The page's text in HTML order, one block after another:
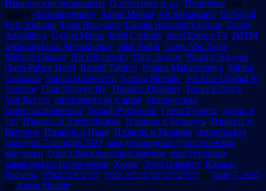
Израильские музыканты, О политике и др., Политика and
tagged «Евровидение», Agnes Molnar, Air Samarkand, Bishvilod,
Ftrip Vietnam, Fuad Huseynov, Gabala Hospitality Group, Gunay
Azadalieva, Gyulai Matias, hotel Carbona, hotel Europa Fit, IMTM,
Jakhongirkhon Abrorkhonov, Jalal Naibli, Lores Abu Saleh,
Michael Ginosar, Nir Klichevsky, Oleg Ivanov, Phuong Nguyen,
Quba Palace Hotel, Rashid Tahirov, Regina Maharramova, Sabina
Guluzade, Sabina Huseynova, Samira Mursalli, Tel Aviv Gl)obal &
Tourism, Than Nguyen Ha, Thinkers Distillery, Tomer Edlstyin,
Yair Revivo, антисемитизм в мире, белорусские
политзаключенные, Вольф Рубинчик, Грета Тунберг, добро и
зло, Израиль и Азербайджан, Израиль и Беларусь, Израиль и
Венгрия, Израиль и Иран, Израиль и Украина, израильская
трагедия 7 октября 2023, международные туристические
выставки, Ольга Василевская-Смаглюк, преступления
хамасовских головорезов, Хамас, Эхуд Ольмерт, Ювааль
Рафаэль, הקייטרינג של סבתא אמנה, לוריס אבו סאלח on June 7, 2025
by Aaron Shustin.